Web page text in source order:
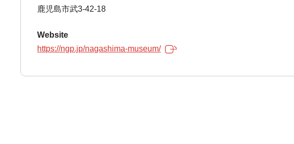
鹿児島市武3-42-18
Website
https://ngp.jp/nagashima-museum/